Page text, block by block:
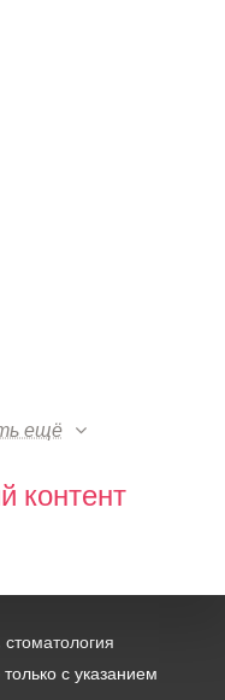
ещё
контент
с указанием